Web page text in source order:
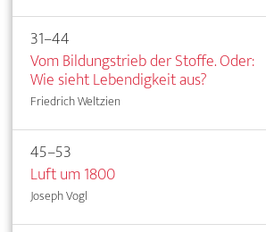
31–44
Vom Bildungstrieb der Stoffe. Oder:
Wie sieht Lebendigkeit aus?
Friedrich Weltzien
45–53
Luft um 1800
Joseph Vogl